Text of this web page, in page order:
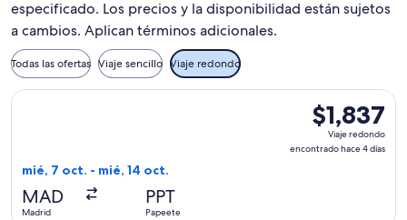
especificado. Los precios y la disponibilidad están sujetos
a cambios. Aplican términos adicionales.
Todas las ofertas Viaje sencillo Viaje redondo
$1,837
Viaje
redondo,
$1,837
Viaje redondo
encontrado hace 4 días
mié, 7 oct. - mié, 14 oct.
MAD
Madrid
PPT
Papeete
Seleccionar vuelo de Air Europa, con salida el mié, 7 oct.